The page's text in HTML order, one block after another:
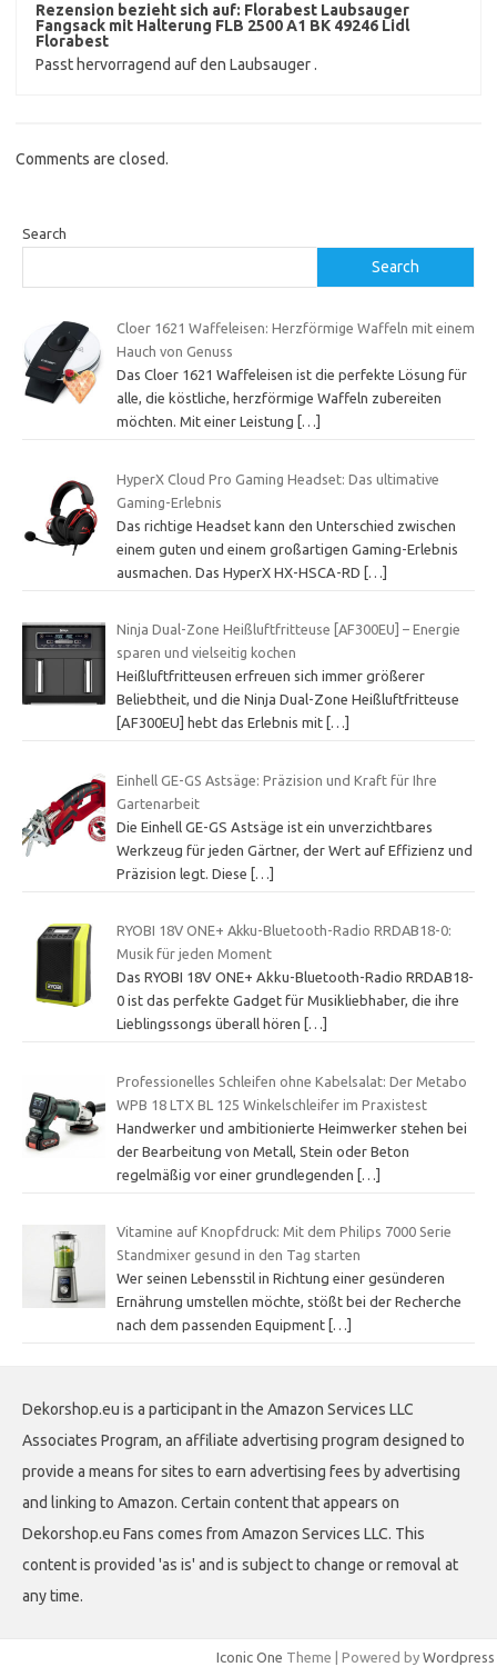
Rezension bezieht sich auf: Florabest Laubsauger
Fangsack mit Halterung FLB 2500 A1 BK 49246 Lidl
Florabest
Passt hervorragend auf den Laubsauger .
Comments are closed.
Search
Search
Cloer 1621 Waffeleisen: Herzförmige Waffeln mit einem
Hauch von Genuss
Das Cloer 1621 Waffeleisen ist die perfekte Lösung für
alle, die köstliche, herzförmige Waffeln zubereiten
möchten. Mit einer Leistung
[…]
HyperX Cloud Pro Gaming Headset: Das ultimative
Gaming-Erlebnis
Das richtige Headset kann den Unterschied zwischen
einem guten und einem großartigen Gaming-Erlebnis
ausmachen. Das HyperX HX-HSCA-RD
[…]
Ninja Dual-Zone Heißluftfritteuse [AF300EU] – Energie
sparen und vielseitig kochen
Heißluftfritteusen erfreuen sich immer größerer
Beliebtheit, und die Ninja Dual-Zone Heißluftfritteuse
[AF300EU] hebt das Erlebnis mit […]
Einhell GE-GS Astsäge: Präzision und Kraft für Ihre
Gartenarbeit
Die Einhell GE-GS Astsäge ist ein unverzichtbares
Werkzeug für jeden Gärtner, der Wert auf Effizienz und
Präzision legt. Diese
[…]
RYOBI 18V ONE+ Akku-Bluetooth-Radio RRDAB18-0:
Musik für jeden Moment
Das RYOBI 18V ONE+ Akku-Bluetooth-Radio RRDAB18-
0 ist das perfekte Gadget für Musikliebhaber, die ihre
Lieblingssongs überall hören
[…]
Professionelles Schleifen ohne Kabelsalat: Der Metabo
WPB 18 LTX BL 125 Winkelschleifer im Praxistest
Handwerker und ambitionierte Heimwerker stehen bei
der Bearbeitung von Metall, Stein oder Beton
regelmäßig vor einer grundlegenden
[…]
Vitamine auf Knopfdruck: Mit dem Philips 7000 Serie
Standmixer gesund in den Tag starten
Wer seinen Lebensstil in Richtung einer gesünderen
Ernährung umstellen möchte, stößt bei der Recherche
nach dem passenden Equipment […]
Dekorshop.eu is a participant in the Amazon Services LLC
Associates Program, an affiliate advertising program designed to
provide a means for sites to earn advertising fees by advertising
and linking to Amazon. Certain content that appears on
Dekorshop.eu Fans comes from Amazon Services LLC. This
content is provided 'as is' and is subject to change or removal at
any time.
Iconic One Theme | Powered by Wordpress